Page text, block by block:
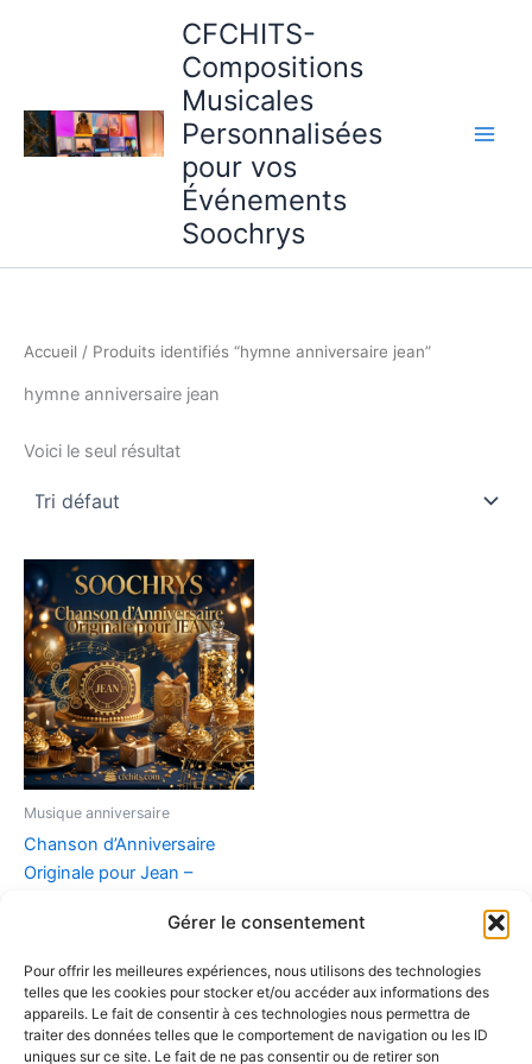
Gérer le consentement
Pour offrir les meilleures expériences, nous utilisons des technologies
telles que les cookies pour stocker et/ou accéder aux informations des
appareils. Le fait de consentir à ces technologies nous permettra de
traiter des données telles que le comportement de navigation ou les ID
uniques sur ce site. Le fait de ne pas consentir ou de retirer son
CFCHITS-
Compositions
Musicales
Personnalisées
pour vos
Événements
Soochrys
Accueil / Produits identifiés “hymne anniversaire jean”
hymne anniversaire jean
Voici le seul résultat
Musique anniversaire
Chanson d’Anniversaire
Originale pour Jean –
(MP3 Téléchargeable)
9,90 €
Ajouter au panier